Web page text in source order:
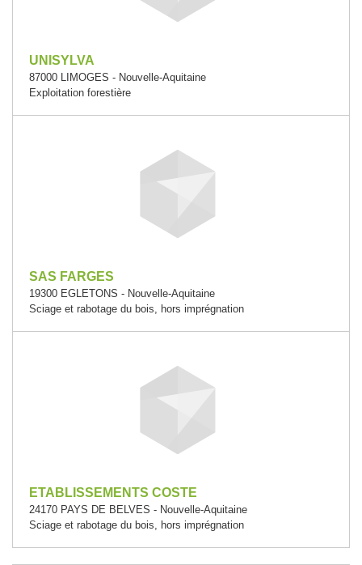
UNISYLVA
87000 LIMOGES - Nouvelle-Aquitaine
Exploitation forestière
SAS FARGES
19300 EGLETONS - Nouvelle-Aquitaine
Sciage et rabotage du bois, hors imprégnation
ETABLISSEMENTS COSTE
24170 PAYS DE BELVES - Nouvelle-Aquitaine
Sciage et rabotage du bois, hors imprégnation